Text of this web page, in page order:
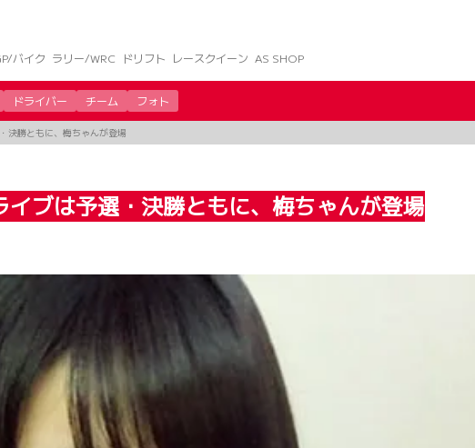
バイク ラリー/WRC ドリフト レースクイーン AS SHOP
ドライバー チーム フォト
決勝ともに、梅ちゃんが登場
ブは予選・決勝ともに、梅ちゃんが登場